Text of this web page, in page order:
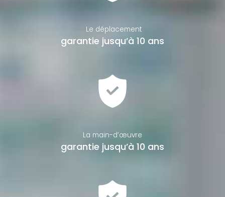
Le déplacement
garantie jusqu’à 10 ans
La main-d’œuvre
garantie jusqu’à 10 ans